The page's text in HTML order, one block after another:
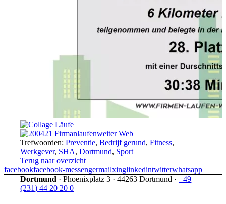
Trefwoorden: Preventie,Bedrijf gerund,Fitness,
Werkgever, SHA,Dortmund, Sport
Terug naar overzicht
facebookfacebook-messengermailxinglinkedintwitterwhatsapp
Dortmund · Phoenixplatz 3 · 44263 Dortmund · +49
(231) 44 20 20 0